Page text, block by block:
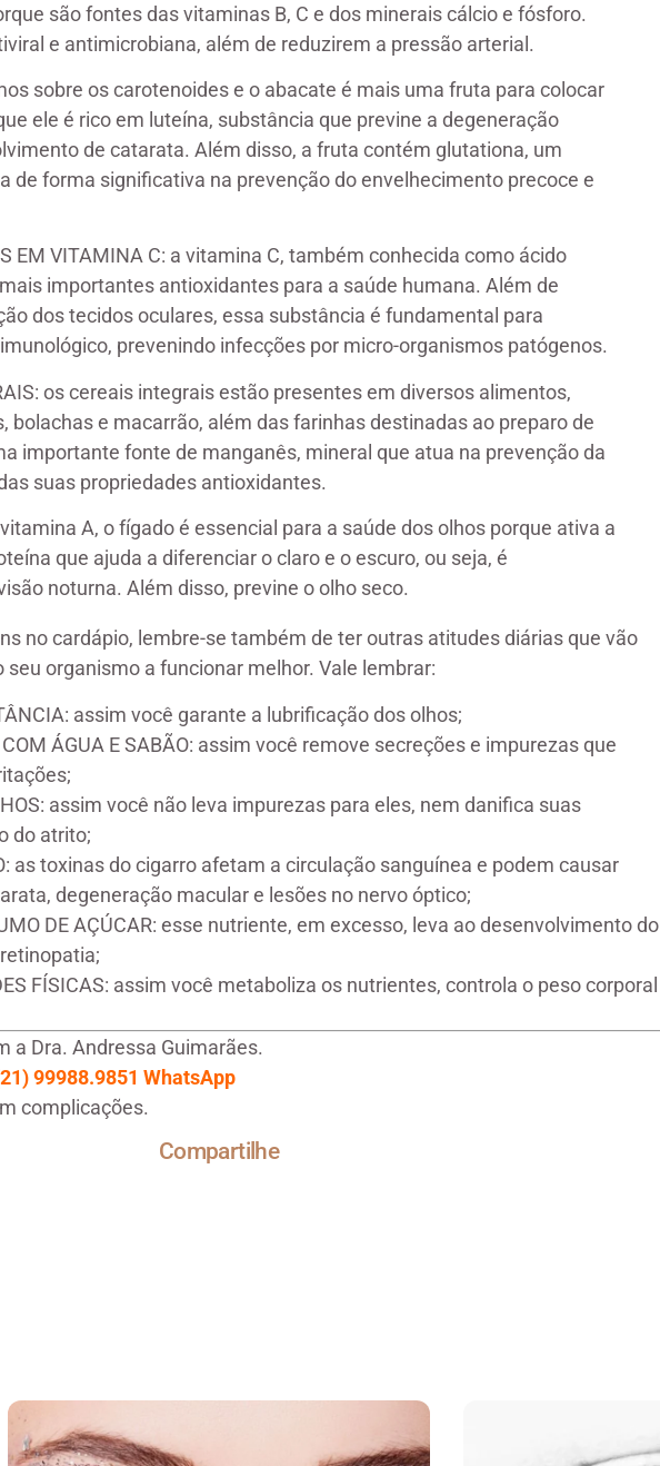
são fontes das vitaminas B, C e dos minerais cálcio e fósforo.
e antimicrobiana, além de reduzirem a pressão arterial.
sobre os carotenoides e o abacate é mais uma fruta para colocar
ele é rico em luteína, substância que previne a degeneração
de catarata. Além disso, a fruta contém glutationa, um
de forma significativa na prevenção do envelhecimento precoce e
EM VITAMINA C: a vitamina C, também conhecida como ácido
importantes antioxidantes para a saúde humana. Além de
dos tecidos oculares, essa substância é fundamental para
prevenindo infecções por micro-organismos patógenos.
os cereais integrais estão presentes em diversos alimentos,
bolachas e macarrão, além das farinhas destinadas ao preparo de
importante fonte de manganês, mineral que atua na prevenção da
suas propriedades antioxidantes.
A, o fígado é essencial para a saúde dos olhos porque ativa a
que ajuda a diferenciar o claro e o escuro, ou seja, é
noturna. Além disso, previne o olho seco.
no cardápio, lembre-se também de ter outras atitudes diárias que vão
seu organismo a funcionar melhor. Vale lembrar:
assim você garante a lubrificação dos olhos;
COM ÁGUA E SABÃO: assim você remove secreções e impurezas que
assim você não leva impurezas para eles, nem danifica suas
do atrito;
as toxinas do cigarro afetam a circulação sanguínea e podem causar
degeneração macular e lesões no nervo óptico;
DE AÇÚCAR: esse nutriente, em excesso, leva ao desenvolvimento do
FÍSICAS: assim você metaboliza os nutrientes, controla o peso corporal
a Dra. Andressa Guimarães.
99988.9851 WhatsApp
complicações.
Compartilhe